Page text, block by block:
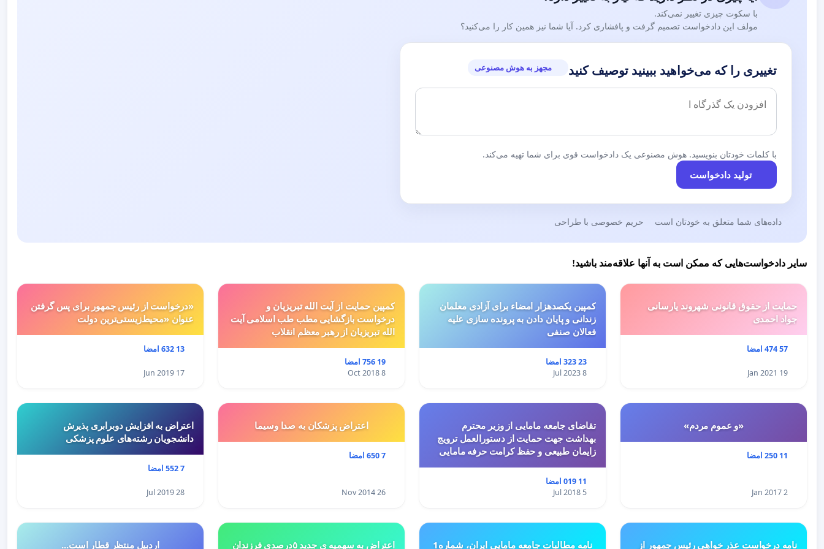
با سکوت چیزی تغییر نمی‌کند.
مولف این دادخواست تصمیم گرفت و پافشاری کرد. آیا شما نیز همین کار را می‌کنید؟
تغییری را که می‌خواهید ببینید توصیف کنید مجهز به هوش مصنوعی
با کلمات خودتان بنویسید. هوش مصنوعی یک دادخواست قوی برای شما تهیه می‌کند.
تولید دادخواست
داده‌های شما متعلق به خودتان است حریم خصوصی با طراحی
سایر دادخواست‌هایی که ممکن است به آنها علاقه‌مند باشید!
حمایت از حقوق قانونی شهروند یارسانی
جواد احمدی
57 474 امضا
19 Jan 2021
کمپین یکصدهزار امضاء برای آزادی معلمان
زندانی و پایان دادن به پرونده سازی علیه
فعالان صنفی
23 323 امضا
8 Jul 2023
کمپین حمایت از آیت الله تبریزیان و
درخواست بازگشایی مطب طب اسلامی آیت
الله تبریزیان از رهبر معظم انقلاب
19 756 امضا
8 Oct 2018
«درخواست از رئیس جمهور برای پس گرفتن
عنوان «محیط‌زیستی‌ترین دولت
13 632 امضا
17 Jun 2019
«و عموم مردم»
11 250 امضا
2 Jan 2017
تقاضای جامعه مامایی از وزیر محترم
بهداشت جهت حمایت از دستورالعمل ترویج
زایمان طبیعی و حفظ کرامت حرفه مامایی
11 019 امضا
5 Jul 2018
اعتراض پزشكان به صدا وسيما
7 650 امضا
26 Nov 2014
اعتراض به افزایش دوبرابری پذیرش
دانشجویان رشته‌های علوم پزشکی
7 552 امضا
28 Jul 2019
نامه درخواست عذر خواهی رئیس جمهور از
نامه مطالبات جامعه مامایی ایران، شماره1
اعتراض به سهميه ي جديد ٥درصدي فرزندان
اردبیل منتظر قطار است...